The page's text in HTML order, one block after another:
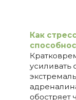
Как
обостряет